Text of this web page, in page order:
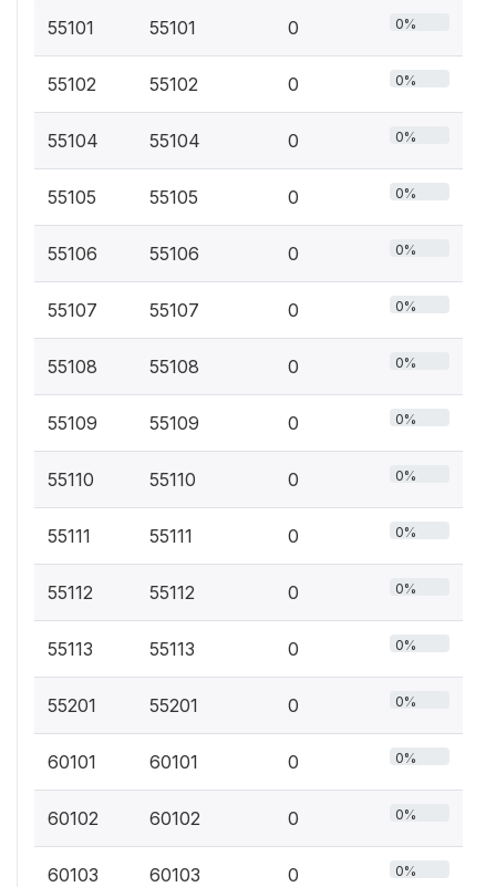
55101 55101 0 0%
55102 55102 0 0%
55104 55104 0 0%
55105 55105 0 0%
55106 55106 0 0%
55107 55107 0 0%
55108 55108 0 0%
55109 55109 0 0%
55110 55110 0 0%
55111 55111 0 0%
55112 55112 0 0%
55113 55113 0 0%
55201 55201 0 0%
60101 60101 0 0%
60102 60102 0 0%
60103 60103 0 0%